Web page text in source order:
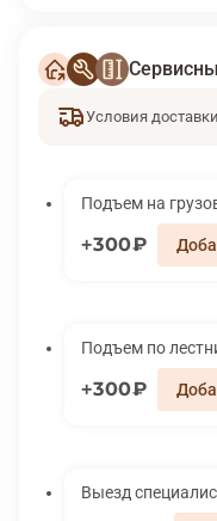
Условия доставки
300₽
300₽
Выезд